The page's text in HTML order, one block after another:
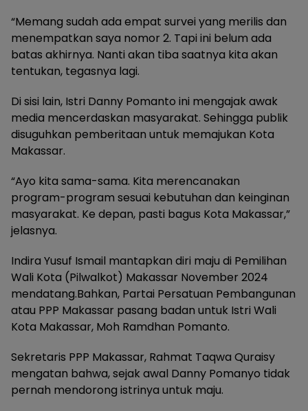
“Memang sudah ada empat survei yang merilis dan
menempatkan saya nomor 2. Tapi ini belum ada
batas akhirnya. Nanti akan tiba saatnya kita akan
tentukan, tegasnya lagi.
Di sisi lain, Istri Danny Pomanto ini mengajak awak
media mencerdaskan masyarakat. Sehingga publik
disuguhkan pemberitaan untuk memajukan Kota
Makassar.
“Ayo kita sama-sama. Kita merencanakan
program-program sesuai kebutuhan dan keinginan
masyarakat. Ke depan, pasti bagus Kota Makassar,”
jelasnya.
Indira Yusuf Ismail mantapkan diri maju di Pemilihan
Wali Kota (Pilwalkot) Makassar November 2024
mendatang.Bahkan, Partai Persatuan Pembangunan
atau PPP Makassar pasang badan untuk Istri Wali
Kota Makassar, Moh Ramdhan Pomanto.
Sekretaris PPP Makassar, Rahmat Taqwa Quraisy
mengatan bahwa, sejak awal Danny Pomanyo tidak
pernah mendorong istrinya untuk maju.